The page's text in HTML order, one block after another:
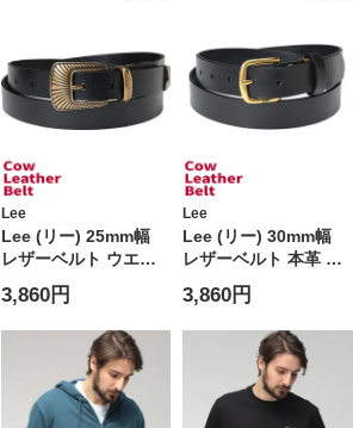
Lee
Lee (リー) 25mm幅
レザーベルト ウエス
タン ゴールド ピンバ
ックル 本革 ユニセッ
クス 0120599G
3,860円
Lee
Lee (リー) 30mm幅
レザーベルト 本革 ゴ
ールドバックル ミニ
ロゴ ユニセックス
120597
3,860円